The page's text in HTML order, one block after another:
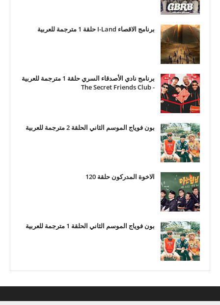
برنامج الاقصاء I-Land حلقة 1 مترجمة للعربية
برنامج نادي الأصدقاء السري حلقة 1 مترجمة للعربية
- The Secret Friends Club
بون فوياج الموسم الثاني الحلقة 2 مترجمة للعربية
الاخوة المدركون حلقة 120
بون فوياج الموسم الثاني الحلقة 1 مترجمة للعربية